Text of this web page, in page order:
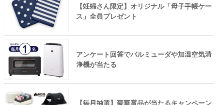
【妊婦さん限定】オリジナル「母子手帳ケー
ス」全員プレゼント
アンケート回答でバルミューダや加湿空気清
浄機が当たる
【毎月抽選】豪華賞品が当たるキャンペーン